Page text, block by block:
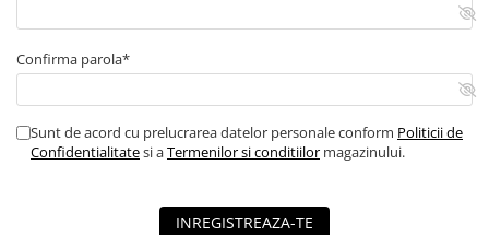
Confirma parola*
Sunt de acord cu prelucrarea datelor personale conform Politicii de
Confidentialitatesi aTermenilor si conditiilor magazinului.
INREGISTREAZA-TE